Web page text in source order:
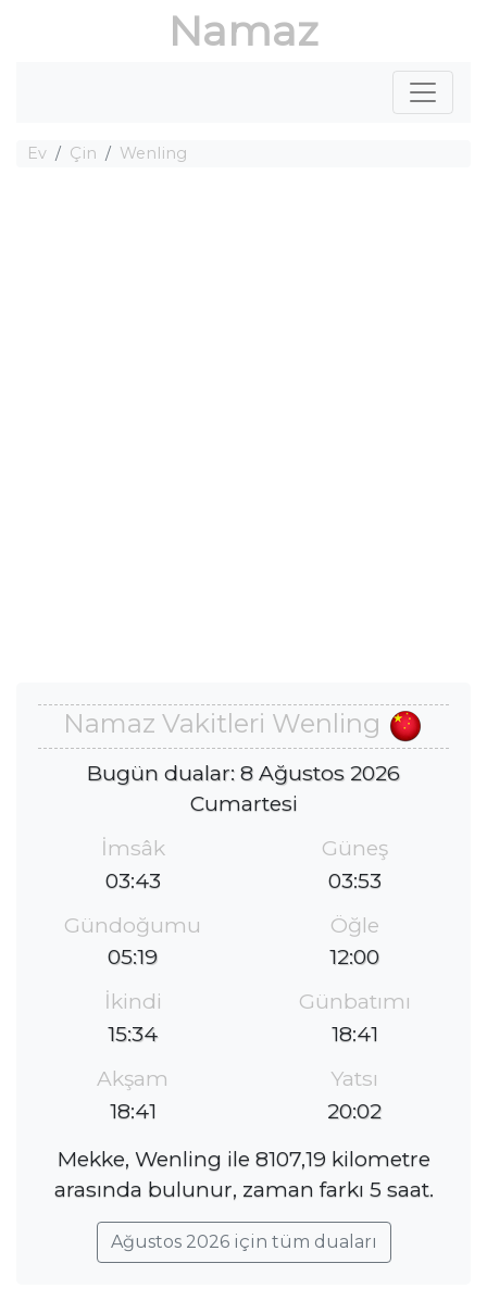
Namaz
Ev Çin Wenling
Namaz Vakitleri Wenling
Bugün dualar: 8 Ağustos 2026
Cumartesi
İmsâk
03:43
Güneş
03:53
Gündoğumu
05:19
Öğle
12:00
İkindi
15:34
Günbatımı
18:41
Akşam
18:41
Yatsı
20:02
Mekke, Wenling ile 8107,19 kilometre
arasında bulunur, zaman farkı 5 saat.
Ağustos 2026 için tüm duaları